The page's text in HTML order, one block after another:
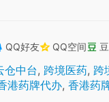
QQ好友 QQ空间
仓中台, 跨境医药, 跨
港药牌代办, 香港药